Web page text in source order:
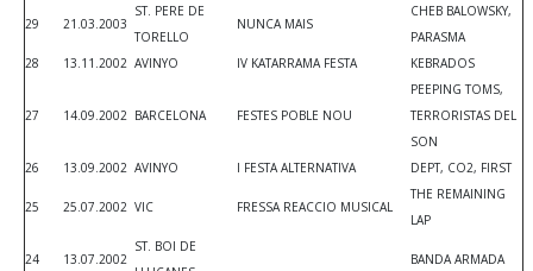
29 21.03.2003
ST. PERE DE
TORELLO
NUNCA MAIS
CHEB BALOWSKY,
PARASMA
28
13.11.2002 AVINYO IV KATARRAMA FESTA KEBRADOS
27 14.09.2002 BARCELONA FESTES POBLE NOU
PEEPING TOMS,
TERRORISTAS DEL
SON
26
13.09.2002 AVINYO I FESTA ALTERNATIVA DEPT, CO2, FIRST
25 25.07.2002 VIC FRESSA REACCIO MUSICAL
THE REMAINING
LAP
24 13.07.2002
ST. BOI DE
BANDA ARMADA